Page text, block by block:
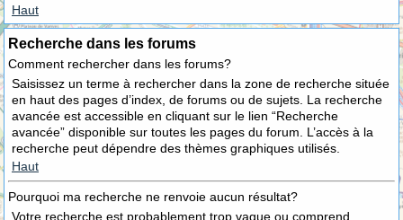
Haut
Recherche dans les forums
Comment rechercher dans les forums?
Saisissez un terme à rechercher dans la zone de recherche située
en haut des pages d’index, de forums ou de sujets. La recherche
avancée est accessible en cliquant sur le lien “Recherche
avancée” disponible sur toutes les pages du forum. L’accès à la
recherche peut dépendre des thèmes graphiques utilisés.
Haut
Pourquoi ma recherche ne renvoie aucun résultat?
Votre recherche est probablement trop vague ou comprend